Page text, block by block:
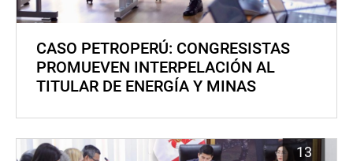
CASO PETROPERÚ: CONGRESISTAS
PROMUEVEN INTERPELACIÓN AL
TITULAR DE ENERGÍA Y MINAS
13